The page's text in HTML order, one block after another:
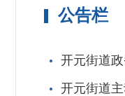
公告栏
开元街道
开元街道